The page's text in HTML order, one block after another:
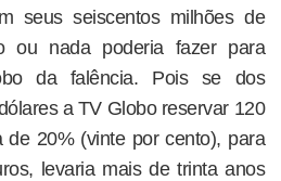
seus seiscentos milhões de
ou nada poderia fazer para
da falência. Pois se dos
a TV Globo reservar 120
de 20% (vinte por cento), para
levaria mais de trinta anos